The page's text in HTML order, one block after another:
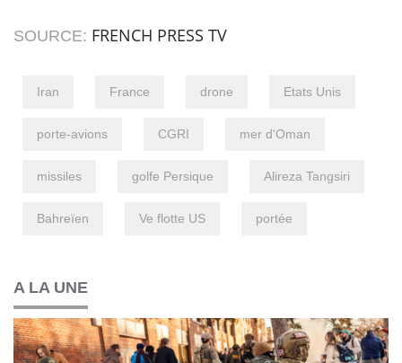
SOURCE: FRENCH PRESS TV
Iran France drone Etats Unis
porte-avions CGRI mer d'Oman
missiles golfe Persique Alireza Tangsiri
Bahreïen Ve flotte US portée
A LA UNE